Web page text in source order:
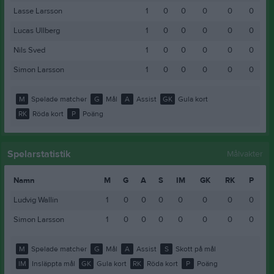
Lasse Larsson
1 0 0 0 0
0
Lucas Ullberg
1 0 0 0 0
0
Nils Sved
1 0 0 0 0
0
Simon Larsson
1 0 0 0 0 0
M Spelade matcher G Mål A Assist GK
Gula kort
RK
Röda kort P Poäng
Spelarstatistik Målvakter
Namn M G A S IM GK RK
P
Ludvig Wallin
1 0 0 0 0 0 0
0
Simon Larsson
1 0 0 0 0 0 0 0
M Spelade matcher G Mål A Assist S
Skott på mål
IM
Insläppta mål GK Gula kort RK Röda kort P Poäng